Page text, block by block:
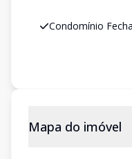
Condomínio
Mapa do imóvel